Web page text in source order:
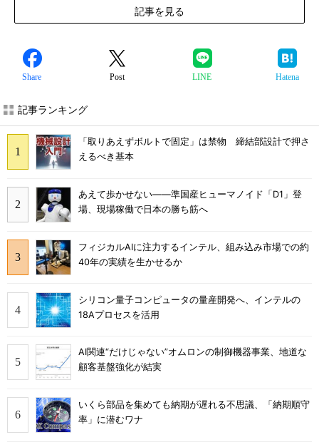
記事を見る
Share Post LINE Hatena
記事ランキング
「取りあえずボルトで固定」は禁物 締結部設計で押さ
えるべき基本
あえて歩かせない――準国産ヒューマノイド「D1」登
場、現場稼働で日本の勝ち筋へ
フィジカルAIに注力するインテル、組み込み市場での約
40年の実績を生かせるか
シリコン量子コンピュータの量産開発へ、インテルの
18Aプロセスを活用
AI関連“だけじゃない”オムロンの制御機器事業、地道な
顧客基盤強化が結実
いくら部品を集めても納期が遅れる不思議、「納期順守
率」に潜むワナ